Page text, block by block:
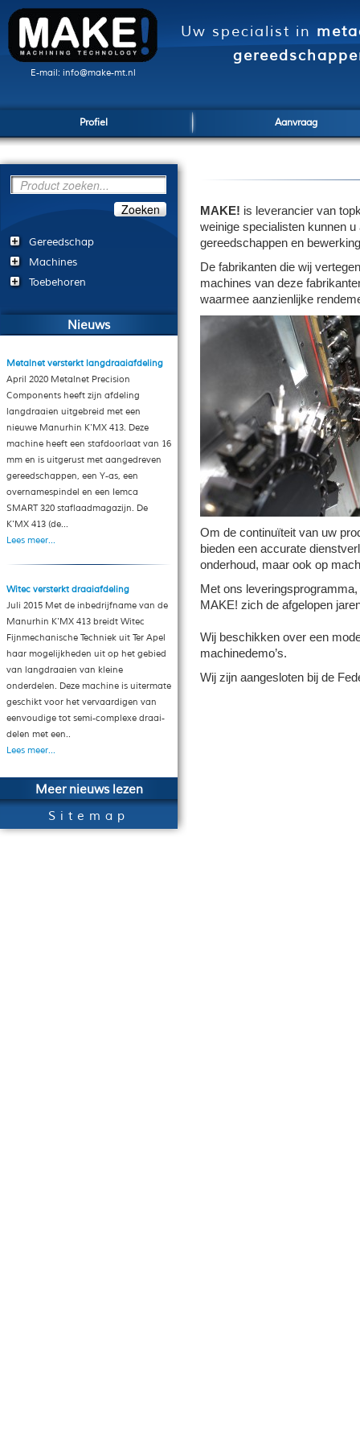
E-mail: info@make-mt.nl
Uw specialist in
Profiel Aanvraag
Zoeken
Gereedschap
Machines
Toebehoren
Nieuws
Metalnet versterkt langdraaiafdeling
April 2020 Metalnet Precision
Components heeft zijn afdeling
langdraaien uitgebreid met een
nieuwe Manurhin K'MX 413. Deze
machine heeft een stafdoorlaat van 16
mm en is uitgerust met aangedreven
gereedschappen, een Y-as, een
overnamespindel en een Iemca
SMART 320 staflaadmagazijn. De
K'MX 413 (de...
Lees meer...
Witec versterkt draaiafdeling
Juli 2015 Met de inbedrijfname van de
Manurhin K'MX 413 breidt Witec
Fijnmechanische Techniek uit Ter Apel
haar mogelijkheden uit op het gebied
van langdraaien van kleine
onderdelen. Deze machine is uitermate
geschikt voor het vervaardigen van
eenvoudige tot semi-complexe draai-
delen met een..
Lees meer...
Meer nieuws lezen
Sitemap
MAKE! is leverancier van
weinige specialisten kunnen
gereedschappen en
De fabrikanten die wij
machines van deze
waarmee aanzienlijke
Om de continuïteit van uw
bieden een accurate
onderhoud, maar ook op
Met ons
MAKE! zich de afgelopen
Wij beschikken over een
machinedemo’s.
Wij zijn aangesloten bij de